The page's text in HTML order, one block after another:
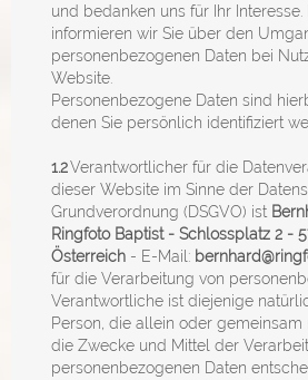
und bedanken uns für Ihr
informieren wir Sie über den
personenbezogenen Daten bei
Website.
Personenbezogene Daten sind
denen Sie persönlich identifiziert
1.2Verantwortlicher für die
dieser Website im Sinne der
Grundverordnung (DSGVO) ist
Ringfoto Baptist - Schlossplatz 2 -
Österreich - E-Mail:
für die Verarbeitung von
Verantwortliche ist diejenige
Person, die allein oder
die Zwecke und Mittel der
personenbezogenen Daten